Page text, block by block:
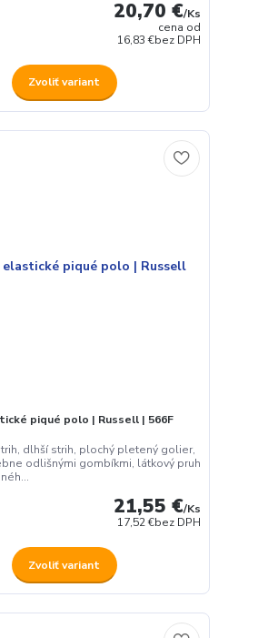
20,70 €/Ks
cena od
16,83 €bez DPH
Zvoliť variant
piqué polo | Russell | 566F
dlhší strih, plochý pletený golier,
odlišnými gombíkmi, látkový pruh
21,55 €/Ks
17,52 €bez DPH
Zvoliť variant